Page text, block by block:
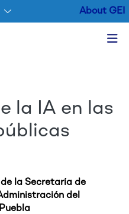
About GEI
la IA en las
la Secretaría de
del